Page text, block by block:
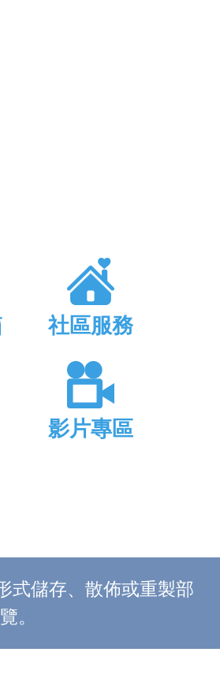
社區服務
影片專區
式儲存、散佈或重製部
。